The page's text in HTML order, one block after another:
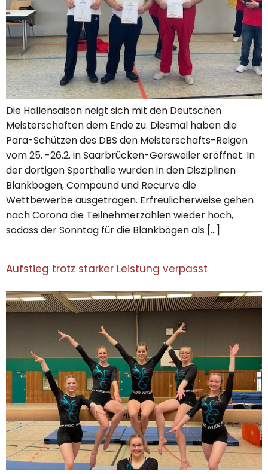
Die Hallensaison neigt sich mit den Deutschen
Meisterschaften dem Ende zu. Diesmal haben die
Para-Schützen des DBS den Meisterschafts-Reigen
vom 25. -26.2. in Saarbrücken-Gersweiler eröffnet. In
der dortigen Sporthalle wurden in den Disziplinen
Blankbogen, Compound und Recurve die
Wettbewerbe ausgetragen. Erfreulicherweise gehen
nach Corona die Teilnehmerzahlen wieder hoch,
sodass der Sonntag für die Blankbögen als […]
Aufstieg trotz starker Leistung verpasst